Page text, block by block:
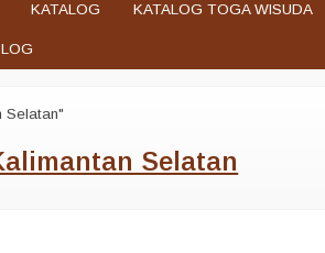
KATALOG KATALOG TOGA WISUDA
Selatan"
Selatan